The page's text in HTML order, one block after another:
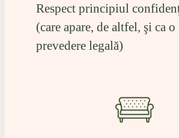
Respect principiul
(care apare, de altfel, şi ca o
prevedere legală)